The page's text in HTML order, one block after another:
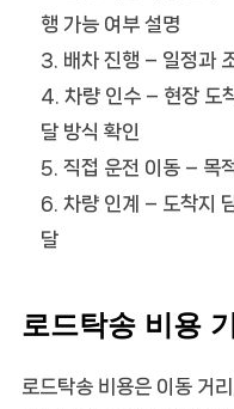
행 가능 여부 설명
배차 진행 – 일정과
차량 인수– 현장 도
달 방식 확인
직접 운전 이동– 목
차량 인계 – 도착지
달
로드탁송 비용
로드탁송 비용은 이동 거